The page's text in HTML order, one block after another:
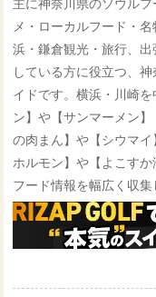
主に神奈川県のソウル
メ・ローカルフード・
浜・鎌倉観光・旅行、
している方に役立つ、
イドです。横浜・川崎
ン】や【サンマーメン
の肉まん】や【シウマ
ホルモン】や【よこす
フード情報を幅広く収集